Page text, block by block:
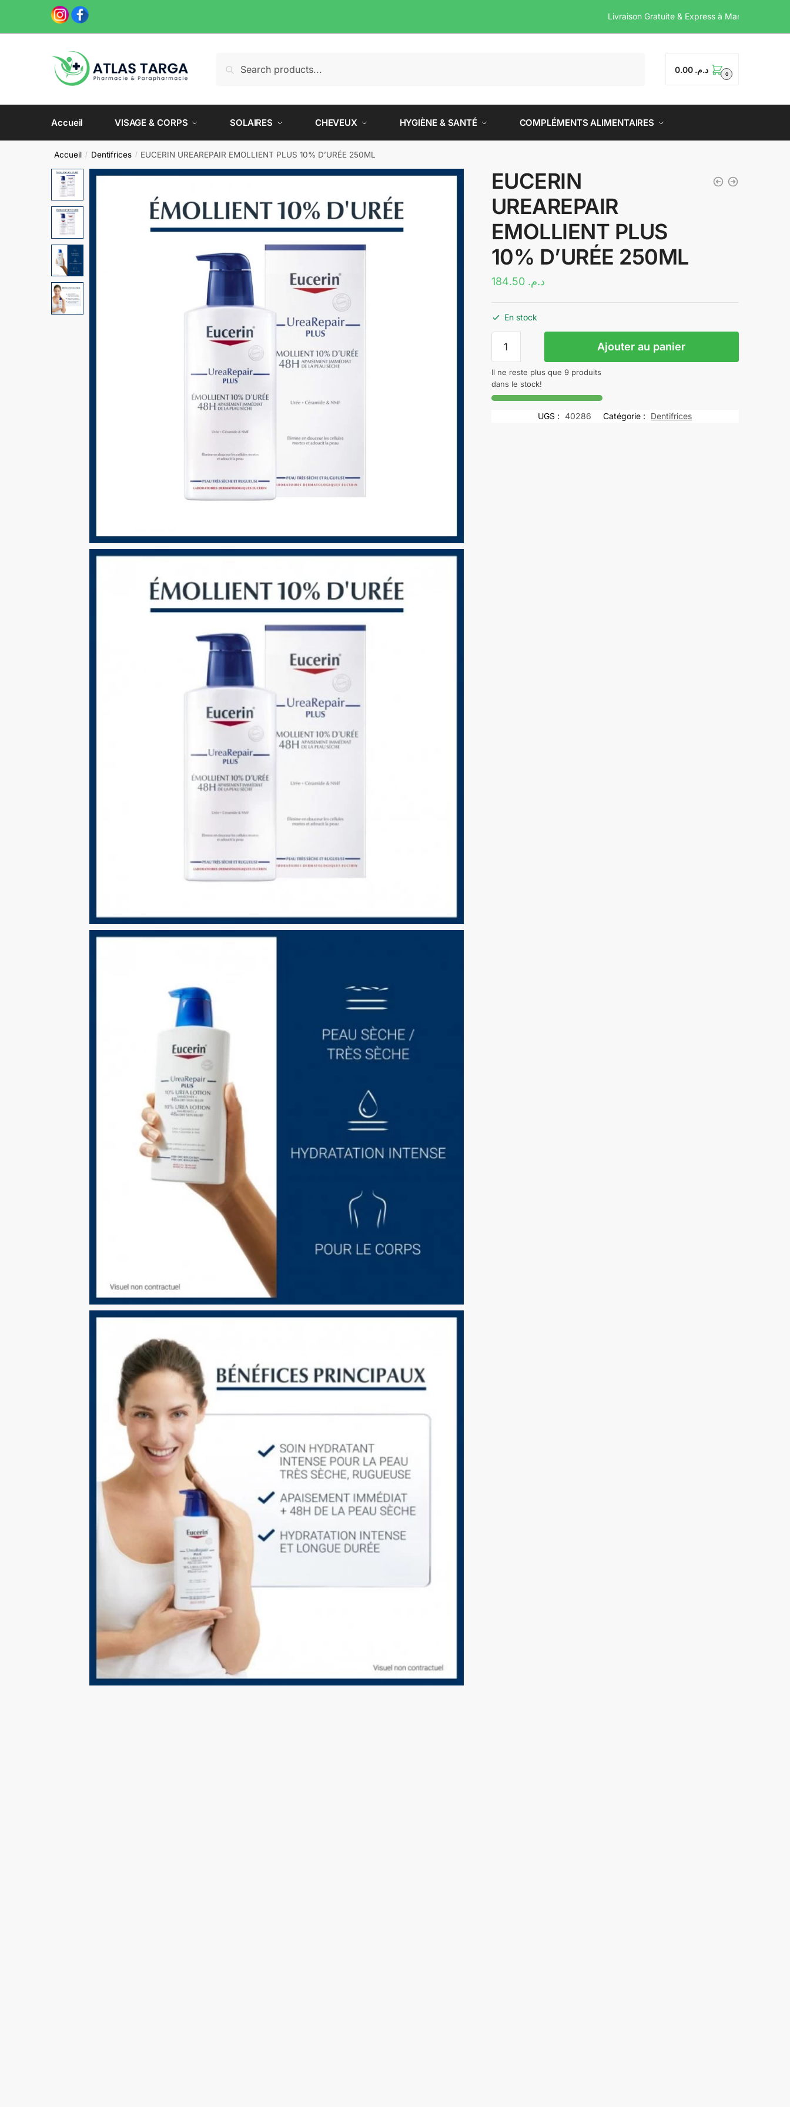
navigation
content
Livraison Gratuite &
pour :
د.م. 0.00 0
Accueil VISAGE & CORPS SOLAIRES CHEVEUX HYGIÈNE & SANTÉ COMPLÉMENTS ALIMENTAIRES
Accueil / Dentifrices / EUCERIN UREAREPAIR EMOLLIENT PLUS 10% D’URÉE 250ML
EUCERIN
UREAREPAIR
EMOLLIENT PLUS
10% D’URÉE 250ML
د.م. 184.50
En stock
EUCERIN
UREAREPAIR
EMOLLIENT
Ajouter au panier
Il ne reste plus que 9 produits
dans le stock!
UGS : 40286 Catégorie : Dentifrices